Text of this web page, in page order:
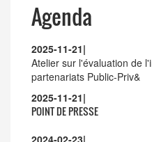
Agenda
2025-11-21|
Atelier sur l'évaluation de
partenariats Public-Priv&
2025-11-21|
POINT DE PRESSE
2024-02-23|